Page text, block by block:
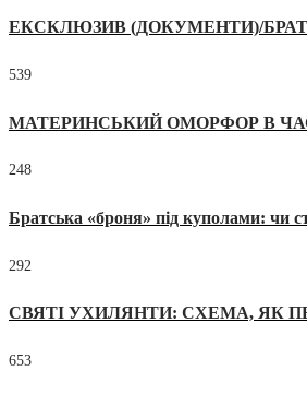
ЕКСКЛЮЗИВ (ДОКУМЕНТИ)/
539
МАТЕРИНСЬКИЙ ОМОРФОР В
248
Братська «броня» під куполами: чи
292
СВЯТІ УХИЛЯНТИ: СХЕМА, ЯК
653